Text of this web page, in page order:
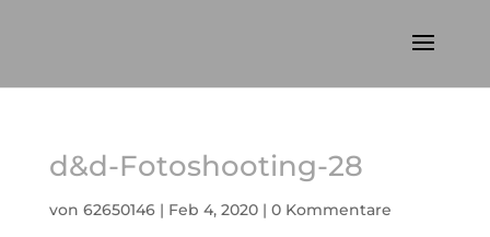
d&d-Fotoshooting-28
von 62650146| Feb 4, 2020| 0 Kommentare